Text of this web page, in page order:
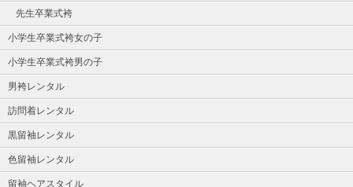
先生卒業式袴
小学生卒業式袴女の子
小学生卒業式袴男の子
男袴レンタル
訪問着レンタル
黒留袖レンタル
色留袖レンタル
留袖ヘアスタイル